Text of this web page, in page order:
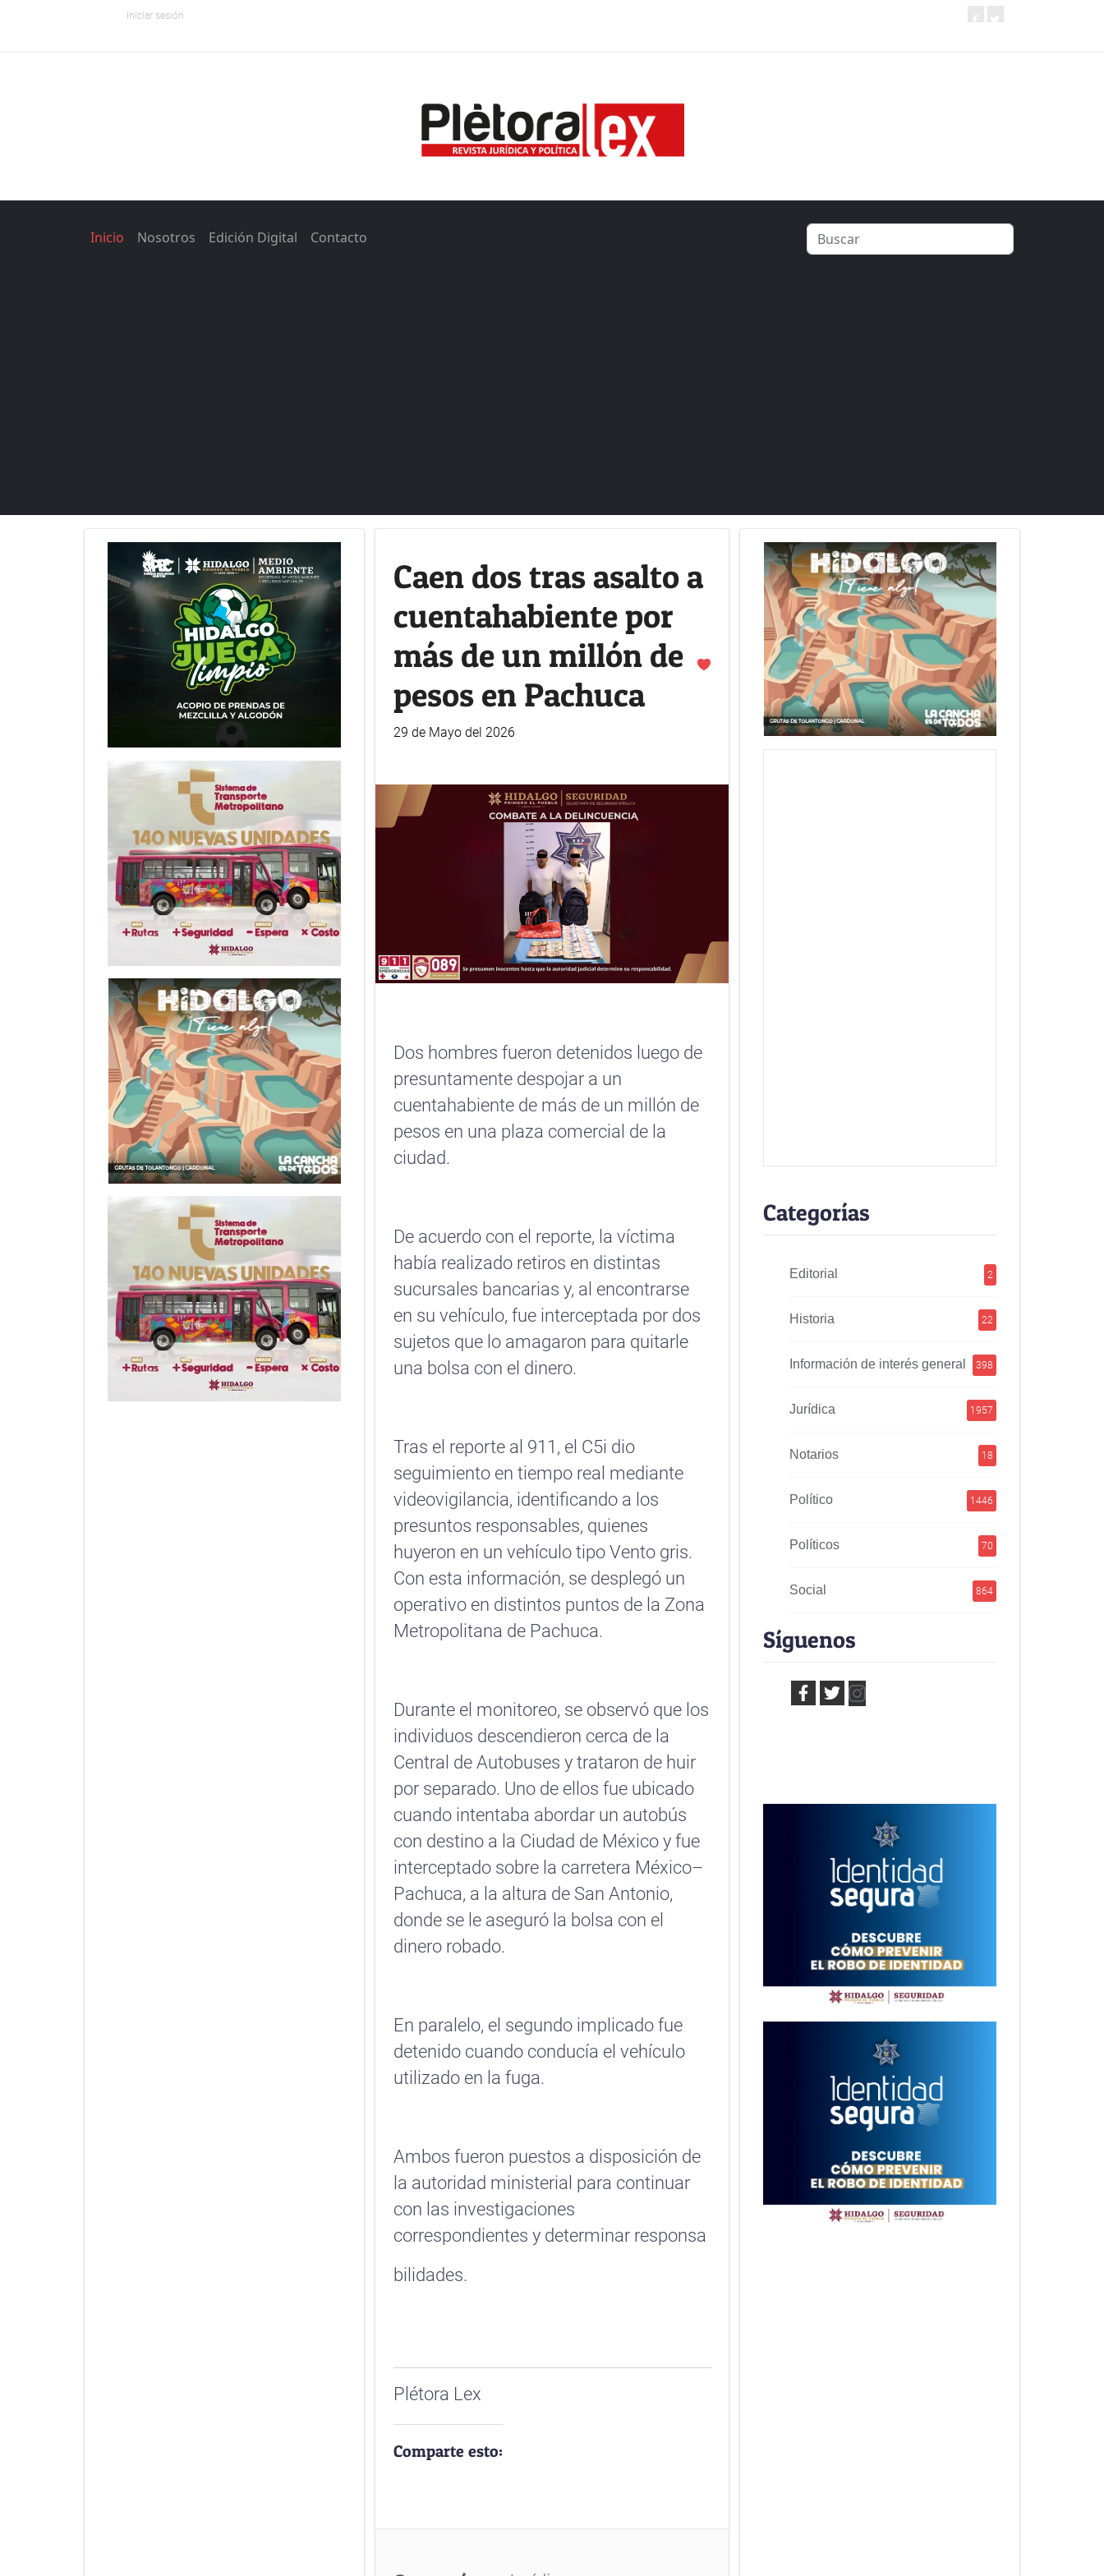
Iniciar sesión
Inicio Nosotros Edición Digital Contacto
Caen dos tras asalto a
cuentahabiente por
más de un millón de
pesos en Pachuca
29 de Mayo del 2026
Dos hombres fueron detenidos luego de
presuntamente despojar a un
cuentahabiente de más de un millón de
pesos en una plaza comercial de la
ciudad.
De acuerdo con el reporte, la víctima
había realizado retiros en distintas
sucursales bancarias y, al encontrarse
en su vehículo, fue interceptada por dos
sujetos que lo amagaron para quitarle
una bolsa con el dinero.
Tras el reporte al 911, el C5i dio
seguimiento en tiempo real mediante
videovigilancia, identificando a los
presuntos responsables, quienes
huyeron en un vehículo tipo Vento gris.
Con esta información, se desplegó un
operativo en distintos puntos de la Zona
Metropolitana de Pachuca.
Durante el monitoreo, se observó que los
individuos descendieron cerca de la
Central de Autobuses y trataron de huir
por separado. Uno de ellos fue ubicado
cuando intentaba abordar un autobús
con destino a la Ciudad de México y fue
interceptado sobre la carretera México–
Pachuca, a la altura de San Antonio,
donde se le aseguró la bolsa con el
dinero robado.
En paralelo, el segundo implicado fue
detenido cuando conducía el vehículo
utilizado en la fuga.
Ambos fueron puestos a disposición de
la autoridad ministerial para continuar
con las investigaciones
correspondientes y determinar responsa
bilidades.
Plétora Lex
Comparte esto:
Categorías
Editorial 2
Historia 22
Información de interés general 398
Jurídica 1957
Notarios 18
Político 1446
Políticos 70
Social 864
Síguenos